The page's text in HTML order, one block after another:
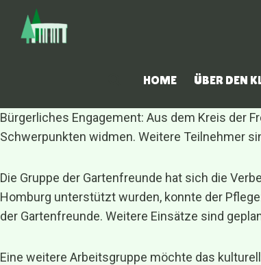
Inhalt
springen
HOME ÜBER DEN
Bürgerliches Engagement: Aus dem Kreis der
Schwerpunkten widmen. Weitere Teilnehmer
Die Gruppe der Gartenfreunde hat sich die
Homburg unterstützt wurden, konnte der
der Gartenfreunde. Weitere Einsätze sind
Eine weitere Arbeitsgruppe möchte das